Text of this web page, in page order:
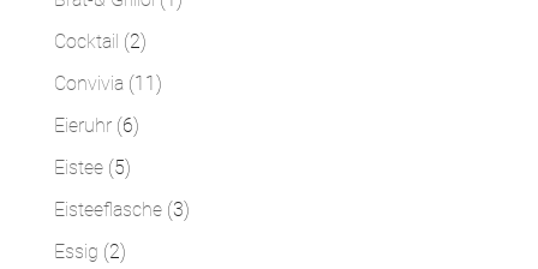
Cocktail 22
Produkte
Convivia 1111
Eieruhr 66
Eistee 55
Produkte
Eisteeflasche 33
Essig 22